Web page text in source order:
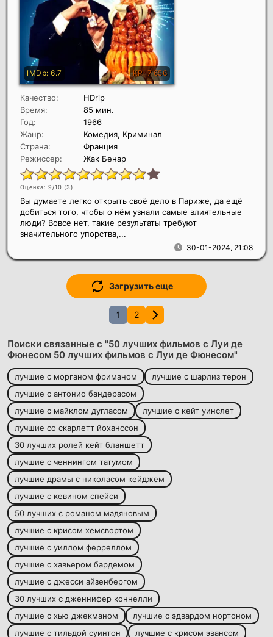
Качество:
HDrip
Время:
85 мин.
Год:
1966
Жанр:
Комедия, Криминал
Страна:
Франция
Режиссер:
Жак Бенар
Оценка: 9/10 (3)
30-01-2024, 21:08
Вы думаете легко открыть своё дело в Париже, да ещё
добиться того, чтобы о нём узнали самые влиятельные
люди? Вовсе нет, такие результаты требуют
значительного упорства,...
Загрузить еще
1 2
Поиски связанные с "50 лучших фильмов c Луи де
Фюнесом 50 лучших фильмов c Луи де Фюнесом"
лучшие с морганом фриманом
лучшие с шарлиз терон
лучшие с антонио бандерасом
лучшие с майклом дугласом
лучшие с кейт уинслет
лучшие со скарлетт йоханссон
30 лучших ролей кейт бланшетт
лучшие с ченнингом татумом
лучшие драмы с николасом кейджем
лучшие с кевином спейси
50 лучших с романом мадяновым
лучшие с крисом хемсвортом
лучшие с уиллом ферреллом
лучшие с хавьером бардемом
лучшие с джесси айзенбергом
30 лучших с дженнифер коннелли
лучшие с хью джекманом
лучшие с эдвардом нортоном
лучшие с тильдой суинтон
лучшие с крисом эвансом